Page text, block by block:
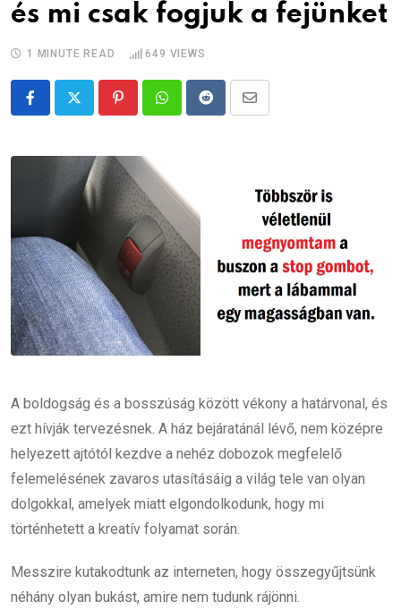
és mi csak fogjuk a fejünket
1 MINUTE READ 649 VIEWS
PinterestWhatsappRedditShare
A boldogság és a bosszúság között vékony a határvonal, és
ezt hívják tervezésnek. A ház bejáratánál lévő, nem középre
helyezett ajtótól kezdve a nehéz dobozok megfelelő
felemelésének zavaros utasításáig a világ tele van olyan
dolgokkal, amelyek miatt elgondolkodunk, hogy mi
történhetett a kreatív folyamat során.
Messzire kutakodtunk az interneten, hogy összegyűjtsünk
néhány olyan bukást, amire nem tudunk rájönni.